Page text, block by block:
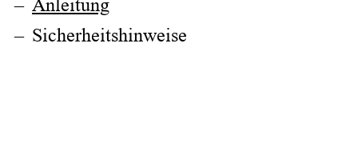
Anleitung
Sicherheitshinweise